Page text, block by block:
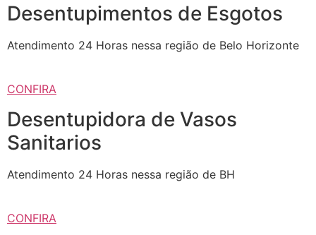
Desentupimentos de Esgotos
Atendimento 24 Horas nessa região de Belo Horizonte
CONFIRA
Desentupidora de Vasos
Sanitarios
Atendimento 24 Horas nessa região de BH
CONFIRA